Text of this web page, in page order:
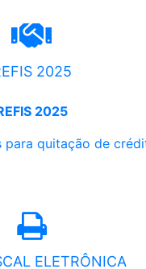
2025
2025
quitação de
ELETRÔNICA